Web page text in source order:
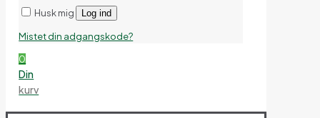
Husk mig Log ind
Mistet din adgangskode?
0
Din
kurv